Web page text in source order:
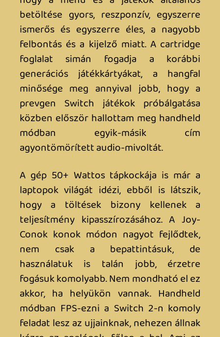
Kiknek szól most ez a gép? Hardcore
rajongók? Új belépők? Gyerekek? Valahol
mindhárom csoportnak. Elvégre az évek
során ebből is népkonzol lesz, az szinte
garantált. Hogy érdemes-e váltani rá
Switch 1-ről? Mindenképp, még ha az
exkluzív portfóliója jelenleg kvázi
láthatatlan, már az upgrade-ek, az új
fícsörök miatt is remek alkalom, hogy
lecseréld a régi géped. Hogy valódi
generációváltás-e? Nehéz kérdés, mert
inkább tűnik egy “supercharged
iteration”-nek mint valami tényleges új
érdemes konzolgenerációkról beszélni.
Amikor még 12 éves gépeket is vidáman
támogatnak, amikor két számozott gép
között PRO verziók jelennek meg, amikor
a tényleges innovációt manapság már
csak a teraFLOPS-ok számolgatásában
lehet mérni, lehet ideje elengedni ezeket
az inerciákat. Ez a konzol talán nem új
korszakot nyit, de egyértelműen lezár
egyet: azt, amikor a Switch
„kompromisszumos” gép volt.